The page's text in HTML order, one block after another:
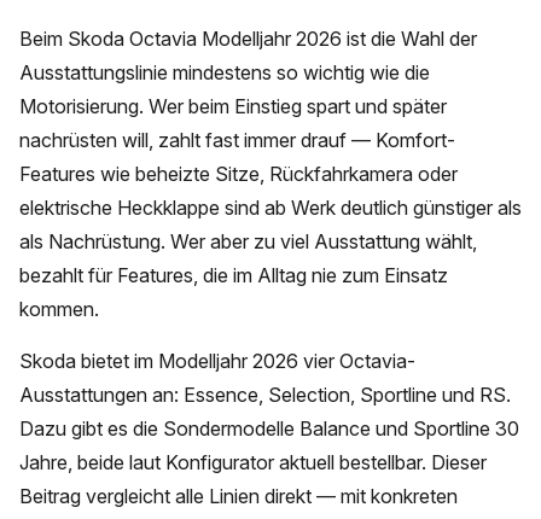
Beim Skoda Octavia Modelljahr 2026 ist die Wahl der
Ausstattungslinie mindestens so wichtig wie die
Motorisierung. Wer beim Einstieg spart und später
nachrüsten will, zahlt fast immer drauf — Komfort-
Features wie beheizte Sitze, Rückfahrkamera oder
elektrische Heckklappe sind ab Werk deutlich günstiger als
als Nachrüstung. Wer aber zu viel Ausstattung wählt,
bezahlt für Features, die im Alltag nie zum Einsatz
kommen.
Skoda bietet im Modelljahr 2026 vier Octavia-
Ausstattungen an: Essence, Selection, Sportline und RS.
Dazu gibt es die Sondermodelle Balance und Sportline 30
Jahre, beide laut Konfigurator aktuell bestellbar. Dieser
Beitrag vergleicht alle Linien direkt — mit konkreten